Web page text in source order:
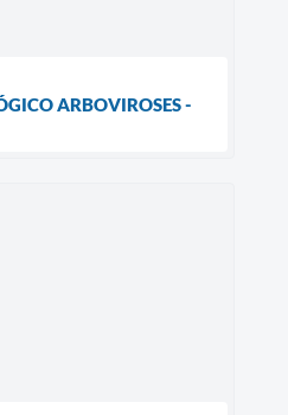
ARBOVIROSES -